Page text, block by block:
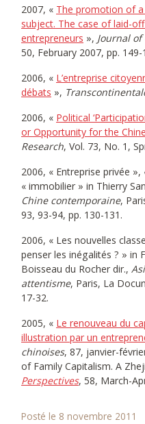
2007, « The promotion of a
subject. The case of laid-
entrepreneurs », Journal
50, February 2007, pp. 149-
2006, « L’entreprise
débats »,
2006, « Political
or Opportunity for the
Research, Vol. 73, No. 1,
2006, « Entreprise privée
« immobilier » in Thierry
Chine contemporaine,
93, 93-94, pp. 130-131.
2006, « Les nouvelles
penser les inégalités ? » in
Boisseau du Rocher dir.,
attentisme, Paris, La
17-32.
2005, « Le renouveau du
illustration par un
chinoises, 87, janvier-
of Family Capitalism. A
Perspectives, 58, March-
Posté le 8 novembre 2011